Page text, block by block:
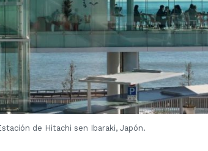
de Hitachi sen Ibaraki, Japón.